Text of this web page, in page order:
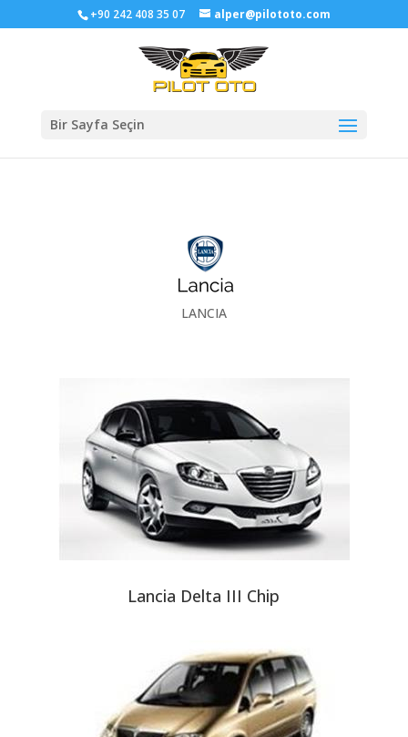
+90 242 408 35 07 alper@pilototo.com
Bir Sayfa Seçin
LANCIA
Lancia Delta III Chip